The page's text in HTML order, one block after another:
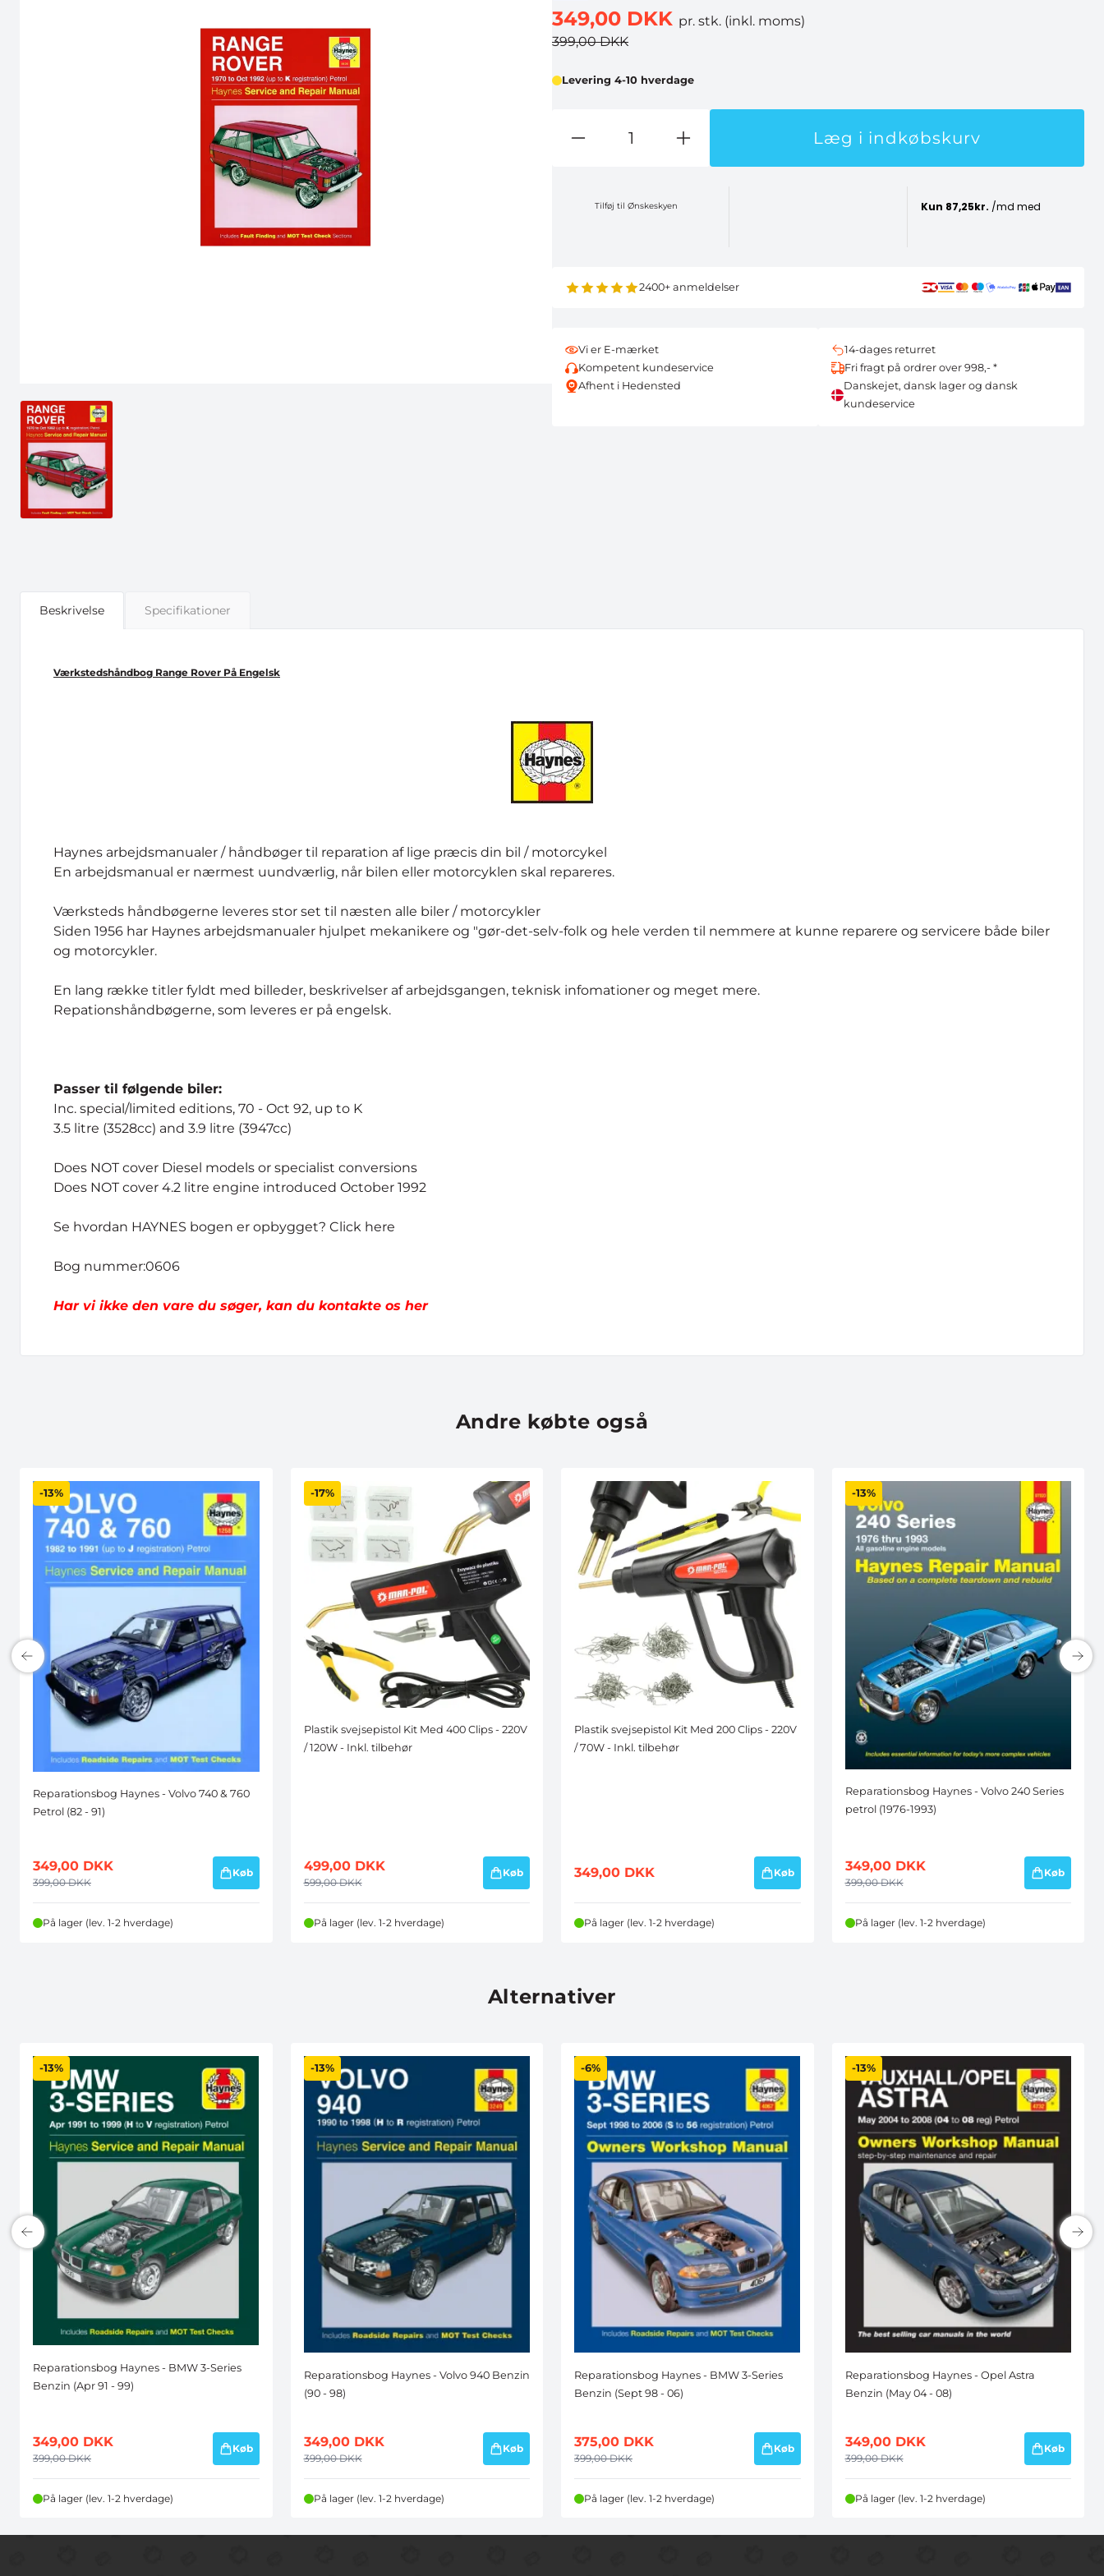
349,00 DKK pr. stk. (inkl. moms)
399,00 DKK
Levering 4-10 hverdage
Læg i indkøbskurv
Tilføj til Ønskeskyen
2400+ anmeldelser
Vi er E-mærket
Kompetent kundeservice
Afhent i Hedensted
14-dages returret
Fri fragt på ordrer over 998,- *
Danskejet, dansk lager og dansk
kundeservice
Beskrivelse Specifikationer
Værkstedshåndbog Range Rover På Engelsk
Haynes arbejdsmanualer / håndbøger til reparation af lige præcis din bil / motorcykel
En arbejdsmanual er nærmest uundværlig, når bilen eller motorcyklen skal repareres.
Værksteds håndbøgerne leveres stor set til næsten alle biler / motorcykler
Siden 1956 har Haynes arbejdsmanualer hjulpet mekanikere og "gør-det-selv-folk og hele verden til nemmere at kunne reparere og servicere både biler
og motorcykler.
En lang række titler fyldt med billeder, beskrivelser af arbejdsgangen, teknisk infomationer og meget mere.
Repationshåndbøgerne, som leveres er på engelsk.
Passer til følgende biler:
Inc. special/limited editions, 70 - Oct 92, up to K
3.5 litre (3528cc) and 3.9 litre (3947cc)
Does NOT cover Diesel models or specialist conversions
Does NOT cover 4.2 litre engine introduced October 1992
Se hvordan HAYNES bogen er opbygget? Click here
Bog nummer:0606
Har vi ikke den vare du søger, kan du kontakte os her
Andre købte også
-13%
Reparationsbog Haynes - Volvo 740 & 760
Petrol (82 - 91)
349,00 DKK
399,00DKK
Køb
På lager (lev. 1-2 hverdage)
-17%
Plastik svejsepistol Kit Med 400 Clips - 220V
/ 120W - Inkl. tilbehør
499,00 DKK
599,00DKK
Køb
På lager (lev. 1-2 hverdage)
Plastik svejsepistol Kit Med 200 Clips - 220V
/ 70W - Inkl. tilbehør
349,00 DKK Køb
På lager (lev. 1-2 hverdage)
-13%
Reparationsbog Haynes - Volvo 240 Series
petrol (1976-1993)
349,00 DKK
399,00DKK
Køb
På lager (lev. 1-2 hverdage)
Alternativer
-13%
Reparationsbog Haynes - BMW 3-Series
Benzin (Apr 91 - 99)
349,00 DKK
399,00DKK
Køb
På lager (lev. 1-2 hverdage)
-13%
Reparationsbog Haynes - Volvo 940 Benzin
(90 - 98)
349,00 DKK
399,00DKK
Køb
På lager (lev. 1-2 hverdage)
-6%
Reparationsbog Haynes - BMW 3-Series
Benzin (Sept 98 - 06)
375,00 DKK
399,00DKK
Køb
På lager (lev. 1-2 hverdage)
-13%
Reparationsbog Haynes - Opel Astra
Benzin (May 04 - 08)
349,00 DKK
399,00DKK
Køb
På lager (lev. 1-2 hverdage)